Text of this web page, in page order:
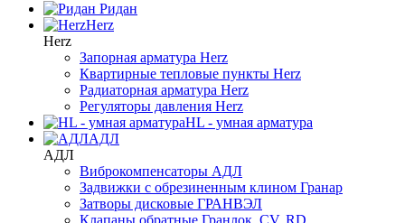
Ридан
Herz
Herz
Запорная арматура Herz
Квартирные тепловые пункты Herz
Радиаторная арматура Herz
Регуляторы давления Herz
HL - умная арматура
АДЛ
АДЛ
Виброкомпенсаторы АДЛ
Задвижки с обрезиненным клином Гранар
Затворы дисковые ГРАНВЭЛ
Клапаны обратные Гранлок, CV, RD